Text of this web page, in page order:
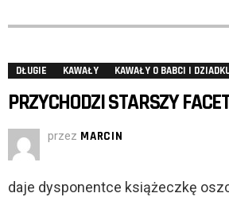
DŁUGIE KAWAŁY KAWAŁY O BABCI I
PRZYCHODZI STARSZY
przez MARCIN
daje dysponentce książeczkę